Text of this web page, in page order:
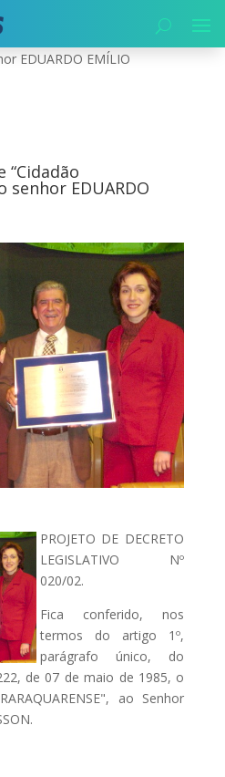
o título de “Cidadão
EDUARDO EMÍLIO
senhor EDUARDO
PROJETO DE DECRETO
LEGISLATIVO Nº
020/02.
Fica conferido, nos
termos do artigo 1º,
parágrafo único, do
de 07 de maio de 1985, o
ao Senhor